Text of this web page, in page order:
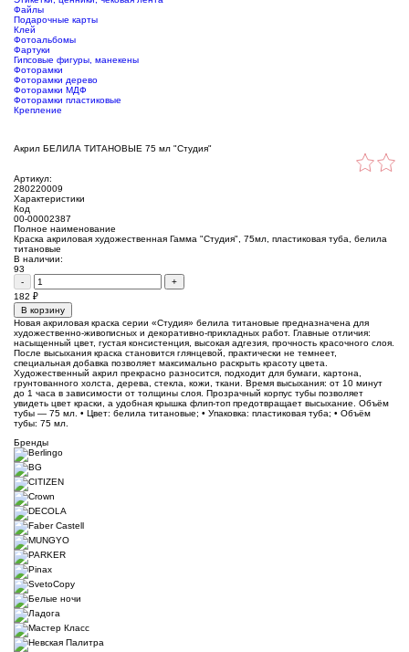
Файлы
Подарочные карты
Клей
Фотоальбомы
Фартуки
Гипсовые фигуры, манекены
Фоторамки
Фоторамки дерево
Фоторамки МДФ
Фоторамки пластиковые
Крепление
Акрил БЕЛИЛА ТИТАНОВЫЕ 75 мл "Студия"
Артикул:
280220009
Характеристики
Код
00-00002387
Полное наименование
Краска акриловая художественная Гамма "Студия", 75мл, пластиковая туба, белила
титановые
В наличии:
93
-
+
182 ₽
В корзину
Новая акриловая краска серии «Студия» белила титановые предназначена для
художественно-живописных и декоративно-прикладных работ. Главные отличия:
насыщенный цвет, густая консистенция, высокая адгезия, прочность красочного слоя.
После высыхания краска становится глянцевой, практически не темнеет,
специальная добавка позволяет максимально раскрыть красоту цвета.
Художественный акрил прекрасно разносится, подходит для бумаги, картона,
грунтованного холста, дерева, стекла, кожи, ткани. Время высыхания: от 10 минут
до 1 часа в зависимости от толщины слоя. Прозрачный корпус тубы позволяет
увидеть цвет краски, а удобная крышка флип-топ предотвращает высыхание. Объём
тубы — 75 мл. • Цвет: белила титановые; • Упаковка: пластиковая туба; • Объём
тубы: 75 мл.
Бренды